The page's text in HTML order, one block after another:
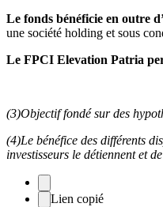
Le fonds bénéficie en outre
une société holding et sous
Le FPCI Elevation Patria
(3)Objectif fondé sur des
(4)Le bénéfice des différents
investisseurs le détiennent et
Lien copié